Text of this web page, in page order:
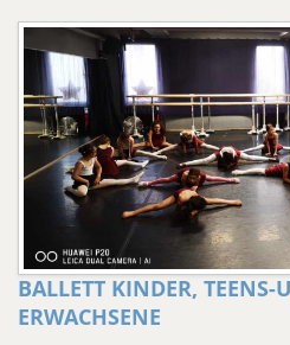
BALLETT KINDER, TEENS-
ERWACHSENE